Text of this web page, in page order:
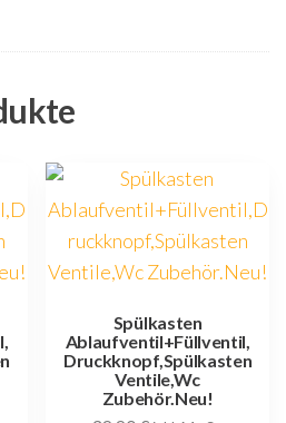
Spülkasten
Ablaufventil+Füllventil,
Druckknopf,Spülkasten
Ventile,Wc
Zubehör.Neu!